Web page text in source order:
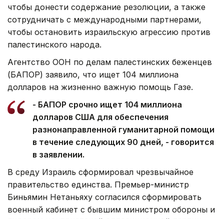
чтобы донести содержание резолюции, а также
сотрудничать с международными партнерами,
чтобы остановить израильскую агрессию против
палестинского народа.
Агентство ООН по делам палестинских беженцев
(БАПОР) заявило, что ищет 104 миллиона
долларов на жизненно важную помощь Газе.
- БАПОР срочно ищет 104 миллиона
долларов США для обеспечения
разнонаправленной гуманитарной помощи
в течение следующих 90 дней, - говорится
в заявлении.
В среду Израиль сформировал чрезвычайное
правительство единства. Премьер-министр
Биньямин Нетаньяху согласился сформировать
военный кабинет с бывшим министром обороны и